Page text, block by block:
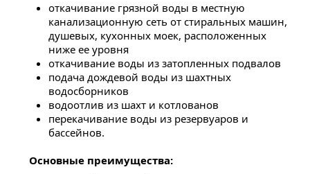
откачивание грязной воды в местную
канализационную сеть от стиральных машин,
душевых, кухонных моек, расположенных
ниже ее уровня
откачивание воды из затопленных подвалов
подача дождевой воды из шахтных
водосборников
водоотлив из шахт и котлованов
перекачивание воды из резервуаров и
бассейнов.
Основные преимущества: